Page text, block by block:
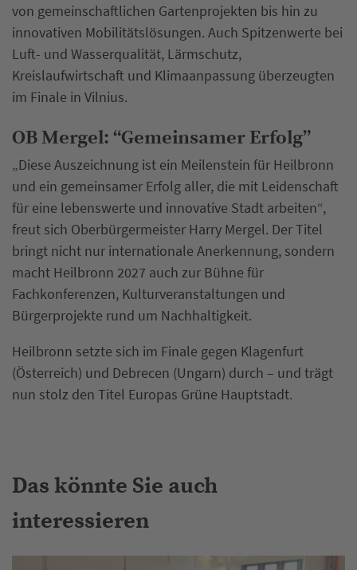
von gemeinschaftlichen Gartenprojekten bis hin zu
innovativen Mobilitätslösungen. Auch Spitzenwerte bei
Luft- und Wasserqualität, Lärmschutz,
Kreislaufwirtschaft und Klimaanpassung überzeugten
im Finale in Vilnius.
OB Mergel: “Gemeinsamer Erfolg”
„Diese Auszeichnung ist ein Meilenstein für Heilbronn
und ein gemeinsamer Erfolg aller, die mit Leidenschaft
für eine lebenswerte und innovative Stadt arbeiten“,
freut sich Oberbürgermeister Harry Mergel. Der Titel
bringt nicht nur internationale Anerkennung, sondern
macht Heilbronn 2027 auch zur Bühne für
Fachkonferenzen, Kulturveranstaltungen und
Bürgerprojekte rund um Nachhaltigkeit.
Heilbronn setzte sich im Finale gegen Klagenfurt
(Österreich) und Debrecen (Ungarn) durch – und trägt
nun stolz den Titel Europas Grüne Hauptstadt.
Das könnte Sie auch
interessieren